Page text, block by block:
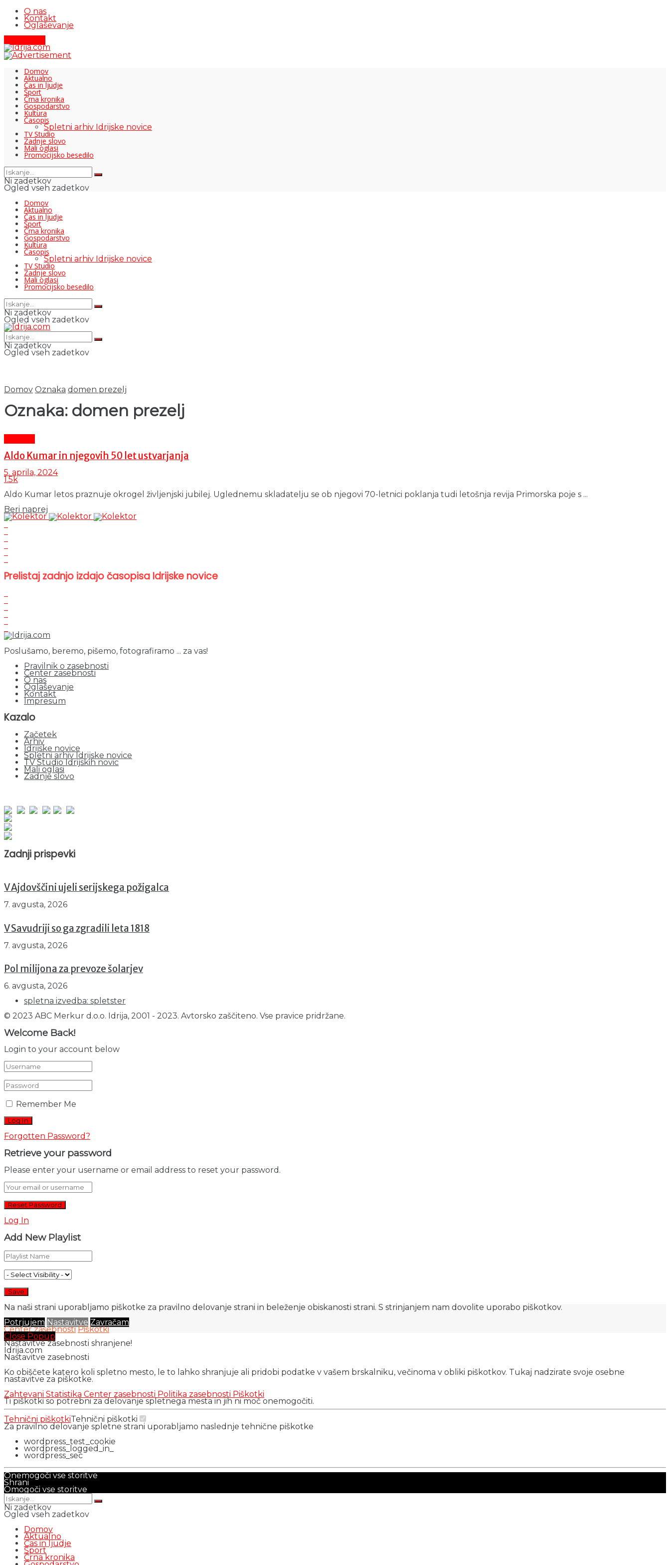
O nas
Kontakt
Oglaševanje
Domov
Aktualno
Čas in ljudje
Šport
Črna kronika
Gospodarstvo
Kultura
Časopis
Spletni arhiv Idrijske novice
TV Studio
Zadnje slovo
Mali oglasi
Promocijsko besedilo
Ni zadetkov
Ogled vseh zadetkov
Domov
Aktualno
Čas in ljudje
Šport
Črna kronika
Gospodarstvo
Kultura
Časopis
Spletni arhiv Idrijske novice
TV Studio
Zadnje slovo
Mali oglasi
Promocijsko besedilo
Ni zadetkov
Ogled vseh zadetkov
Ni zadetkov
Ogled vseh zadetkov
Domov Oznaka domen prezelj
Oznaka: domen prezelj
Aldo Kumar in njegovih 50 let ustvarjanja
5. aprila, 2024
1.5k
Aldo Kumar letos praznuje okrogel življenjski jubilej. Uglednemu skladatelju se ob njegovi 70-letnici poklanja tudi letošnja revija Primorska poje s ...
Beri naprej
Prelistaj zadnjo izdajo časopisa Idrijske novice
Poslušamo, beremo, pišemo, fotografiramo ... za vas!
Pravilnik o zasebnosti
Center zasebnosti
O nas
Oglaševanje
Kontakt
Impresum
Kazalo
Začetek
Arhiv
Idrijske novice
Spletni arhiv Idrijske novice
TV Studio Idrijskih novic
Mali oglasi
Zadnje slovo
Zadnji prispevki
V Ajdovščini ujeli serijskega požigalca
7. avgusta, 2026
V Savudriji so ga zgradili leta 1818
7. avgusta, 2026
Pol milijona za prevoze šolarjev
6. avgusta, 2026
spletna izvedba: spletster
© 2023 ABC Merkur d.o.o. Idrija, 2001 - 2023. Avtorsko zaščiteno. Vse pravice pridržane.
Welcome Back!
Login to your account below
Remember Me
Forgotten Password?
Retrieve your password
Please enter your username or email address to reset your password.
Log In
Add New Playlist
Na naši strani uporabljamo piškotke za pravilno delovanje strani in beleženje obiskanosti strani. S strinjanjem nam dovolite uporabo piškotkov.
Potrjujem Nastavitve Zavračam
Center zasebnosti Piškotki
Close Popup
Nastavitve zasebnosti shranjene!
Idrija.com
Nastavitve zasebnosti
Ko obiščete katero koli spletno mesto, le to lahko shranjuje ali pridobi podatke v vašem brskalniku, večinoma v obliki piškotkov. Tukaj nadzirate svoje osebne
nastavitve za piškotke.
Zahtevani Statistika Center zasebnosti Politika zasebnosti Piškotki
Ti piškotki so potrebni za delovanje spletnega mesta in jih ni moč onemogočiti.
Tehnični piškotkiTehnični piškotki
Za pravilno delovanje spletne strani uporabljamo naslednje tehnične piškotke
wordpress_test_cookie
wordpress_logged_in_
wordpress_sec
Onemogoči vse storitve
Shrani
Omogoči vse storitve
Ni zadetkov
Ogled vseh zadetkov
Domov
Aktualno
Čas in ljudje
Šport
Črna kronika